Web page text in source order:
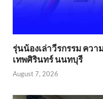
รุ่นน้องเล่าวีรกรรม ควา
เทพศิรินทร์ นนทบุรี
August 7, 2026